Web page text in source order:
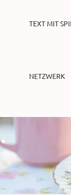
TEXT MIT
NETZWERK